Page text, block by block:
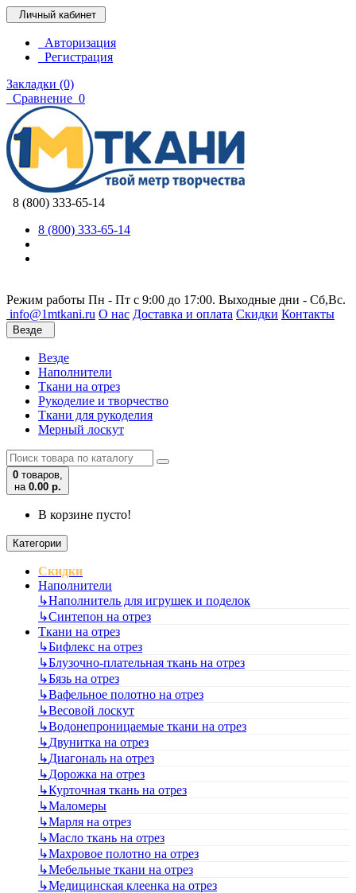
Личный кабинет
Авторизация
Регистрация
Закладки (0)
Сравнение 0
8 (800) 333-65-14
8 (800) 333-65-14
Режим работы Пн - Пт с 9:00 до 17:00. Выходные дни - Сб,Вс.
info@1mtkani.ru О нас Доставка и оплата Скидки Контакты
Везде
Везде
Наполнители
Ткани на отрез
Рукоделие и творчество
Ткани для рукоделия
Мерный лоскут
0 товаров,
на 0.00 р.
В корзине пусто!
Категории
Скидки
Наполнители
↳Наполнитель для игрушек и поделок
↳Синтепон на отрез
Ткани на отрез
↳Бифлекс на отрез
↳Блузочно-плательная ткань на отрез
↳Бязь на отрез
↳Вафельное полотно на отрез
↳Весовой лоскут
↳Водонепроницаемые ткани на отрез
↳Двунитка на отрез
↳Диагональ на отрез
↳Дорожка на отрез
↳Курточная ткань на отрез
↳Маломеры
↳Марля на отрез
↳Масло ткань на отрез
↳Махровое полотно на отрез
↳Мебельные ткани на отрез
↳Медицинская клеенка на отрез